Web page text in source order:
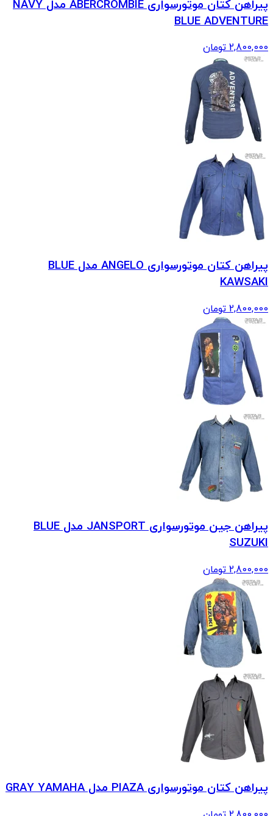
پیراهن کتان موتورسواری ABERCROMBIE مدل NAVY
BLUE ADVENTURE
2,800,000 تومان
پیراهن کتان موتورسواری ANGELO مدل BLUE
KAWSAKI
2,800,000 تومان
پیراهن جین موتورسواری JANSPORT مدل BLUE
SUZUKI
2,800,000 تومان
پیراهن کتان موتورسواری PIAZA مدل GRAY YAMAHA